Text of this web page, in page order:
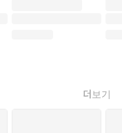
더보기